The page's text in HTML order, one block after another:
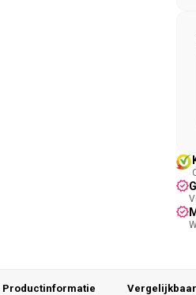
Productinformatie Vergelijkbaar